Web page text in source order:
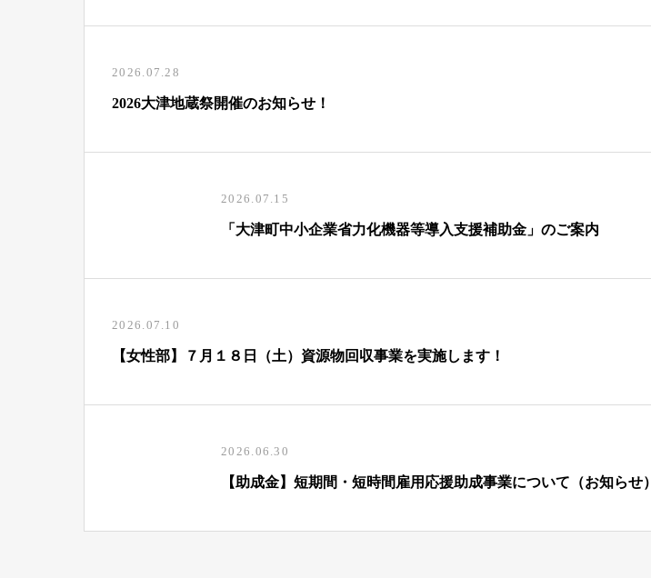
2026.07.28
2026大津地蔵祭開催のお知らせ！
2026.07.15
「大津町中小企業省力化機器等導入支援補助金」のご案内
2026.07.10
【女性部】７月１８日（土）資源物回収事業を実施します！
2026.06.30
【助成金】短期間・短時間雇用応援助成事業について（お知らせ）